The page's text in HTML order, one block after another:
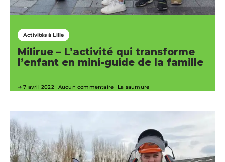
Activités à Lille
Milirue – L’activité qui transforme
l’enfant en mini-guide de la famille
7 avril 2022 Aucun commentaire La saumure